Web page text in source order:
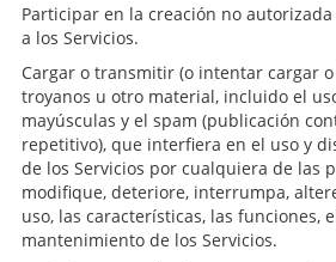
Participar en la creación no
a los Servicios.
Cargar o transmitir (o intentar cargar
troyanos u otro material, incluido el
mayúsculas y el spam (publicación
repetitivo), que interfiera en el uso y
de los Servicios por cualquiera de las
modifique, deteriore, interrumpa,
uso, las características, las funciones,
mantenimiento de los Servicios.